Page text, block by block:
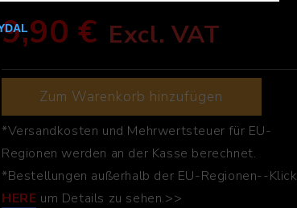
9,90 € Excl. VAT
Zum Warenkorb hinzufügen
*Versandkosten und Mehrwertsteuer für EU-
Regionen werden an der Kasse berechnet.
*Bestellungen außerhalb der EU-Regionen--Klick
HERE um Details zu sehen.>>